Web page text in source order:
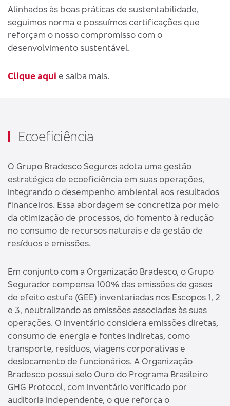
Alinhados às boas práticas de sustentabilidade,
seguimos norma e possuímos certificações que
reforçam o nosso compromisso com o
desenvolvimento sustentável.
Clique aqui e saiba mais.
Ecoeficiência
O Grupo Bradesco Seguros adota uma gestão
estratégica de ecoeficiência em suas operações,
integrando o desempenho ambiental aos resultados
financeiros. Essa abordagem se concretiza por meio
da otimização de processos, do fomento à redução
no consumo de recursos naturais e da gestão de
resíduos e emissões.
Em conjunto com a Organização Bradesco, o Grupo
Segurador compensa 100% das emissões de gases
de efeito estufa (GEE) inventariadas nos Escopos 1, 2
e 3, neutralizando as emissões associadas às suas
operações. O inventário considera emissões diretas,
consumo de energia e fontes indiretas, como
transporte, resíduos, viagens corporativas e
deslocamento de funcionários. A Organização
Bradesco possui selo Ouro do Programa Brasileiro
GHG Protocol, com inventário verificado por
auditoria independente, o que reforça o